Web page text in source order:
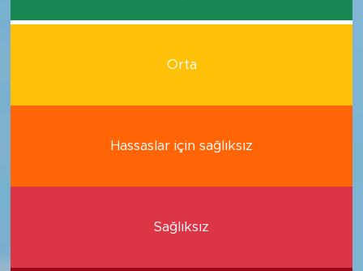
Orta
Hassaslar için sağlıksız
Sağlıksız